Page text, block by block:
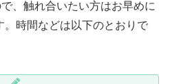
、触れ合いたい方はお早めに
。時間などは以下のとおりで